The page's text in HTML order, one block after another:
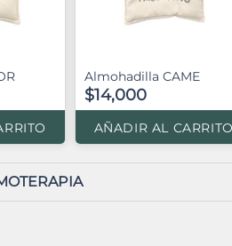
Almohadilla CAME
$14,000
AÑADIR AL CARRITO